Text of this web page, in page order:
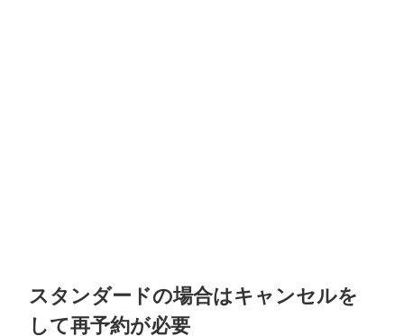
スタンダードの場合はキャンセルを
して再予約が必要